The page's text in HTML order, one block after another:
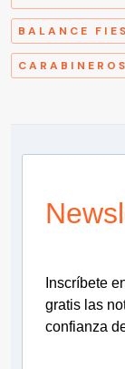
BALANCE
CARABINEROS
Inscríbete
gratis las
confianza